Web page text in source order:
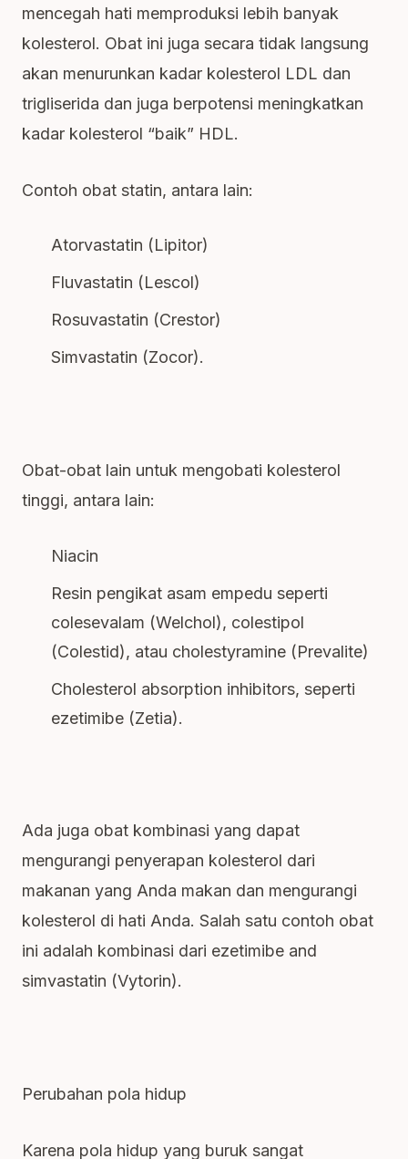
mencegah hati memproduksi lebih banyak
kolesterol. Obat ini juga secara tidak langsung
akan menurunkan kadar kolesterol LDL dan
trigliserida dan juga berpotensi meningkatkan
kadar kolesterol “baik” HDL.
Contoh obat statin, antara lain:
Atorvastatin (Lipitor)
Fluvastatin (Lescol)
Rosuvastatin (Crestor)
Simvastatin (Zocor).
Obat-obat lain untuk mengobati kolesterol
tinggi, antara lain:
Niacin
Resin pengikat asam empedu seperti
colesevalam (Welchol), colestipol
(Colestid), atau cholestyramine (Prevalite)
Cholesterol absorption inhibitors, seperti
ezetimibe (Zetia).
Ada juga obat kombinasi yang dapat
mengurangi penyerapan kolesterol dari
makanan yang Anda makan dan mengurangi
kolesterol di hati Anda. Salah satu contoh obat
ini adalah kombinasi dari ezetimibe and
simvastatin (Vytorin).
Perubahan pola hidup
Karena pola hidup yang buruk sangat